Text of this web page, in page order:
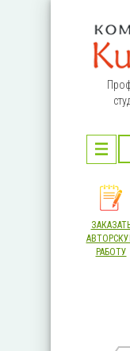
РАБОТУ